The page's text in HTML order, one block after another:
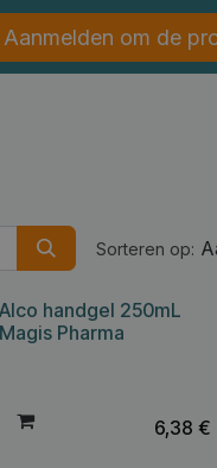
Aanmelden om de
Sorteren op:
Alco handgel 250mL
Magis Pharma
6,38 €